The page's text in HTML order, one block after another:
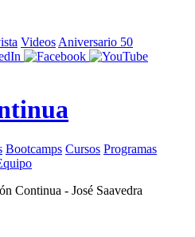
Videos Aniversario 50
Bootcamps Cursos Programas